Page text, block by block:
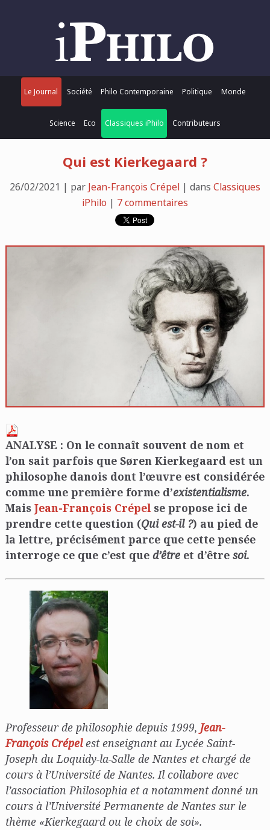
Le Journal Société Philo Contemporaine Politique Monde
Science Eco Classiques iPhilo Contributeurs
Qui est Kierkegaard ?
26/02/2021 | par Jean-François Crépel | dans Classiques
iPhilo | 7 commentaires
ANALYSE : On le connaît souvent de nom et
l’on sait parfois que Søren Kierkegaard est un
philosophe danois dont l’œuvre est considérée
comme une première forme d’existentialisme.
Mais Jean-François Crépelse propose ici de
prendre cette question (Qui est-il ?) au pied de
la lettre, précisément parce que cette pensée
interroge ce que c’est que d’êtreet d’être soi.
Professeur de philosophie depuis 1999, Jean-
François Crépel est enseignant au Lycée Saint-
Joseph du Loquidy-la-Salle de Nantes et chargé de
cours à l’Université de Nantes. Il collabore avec
l’association Philosophia et a notamment donné un
cours à l’Université Permanente de Nantes sur le
thème «Kierkegaard ou le choix de soi».